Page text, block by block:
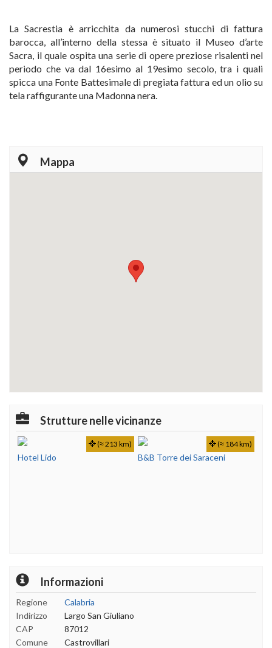
La Sacrestia è arricchita da numerosi stucchi di fattura
barocca, all’interno della stessa è situato il Museo d’arte
Sacra, il quale ospita una serie di opere preziose risalenti nel
periodo che va dal 16esimo al 19esimo secolo, tra i quali
spicca una Fonte Battesimale di pregiata fattura ed un olio su
tela raffigurante una Madonna nera.
Mappa
Strutture nelle vicinanze
Hotel Lido
(≈ 213 km)
B&B Torre dei Saraceni
(≈ 184 km)
Informazioni
Regione
Calabria
Indirizzo
Largo San Giuliano
CAP
87012
Comune
Castrovillari